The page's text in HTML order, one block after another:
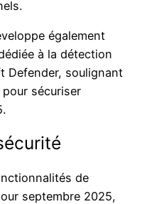
également
à la détection
Defender, soulignant
pour sécuriser
de
septembre 2025,